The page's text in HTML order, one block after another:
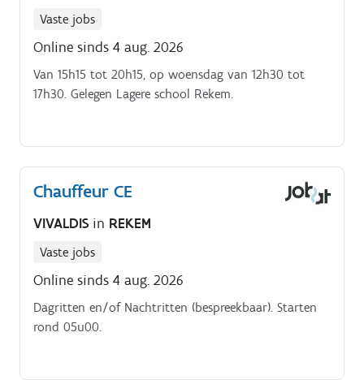
Vaste jobs
Online sinds 4 aug. 2026
Van 15h15 tot 20h15, op woensdag van 12h30 tot
17h30. Gelegen Lagere school Rekem.
Chauffeur CE
VIVALDIS in REKEM
Vaste jobs
Online sinds 4 aug. 2026
Dagritten en/of Nachtritten (bespreekbaar). Starten
rond 05u00.